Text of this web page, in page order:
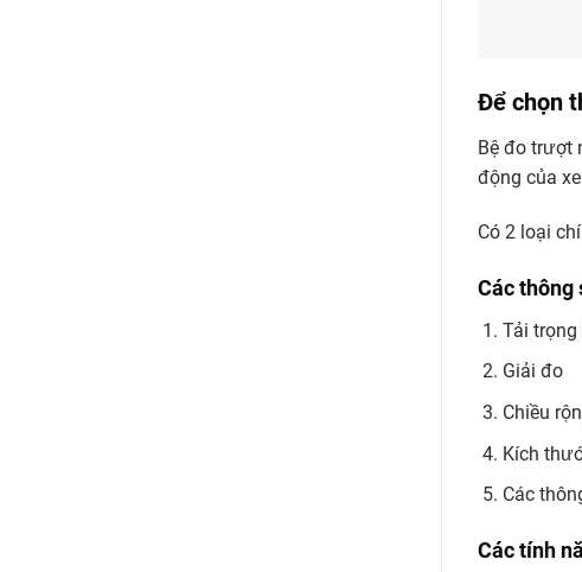
Để chọn
Bệ đo trượt
động của
Có 2 loại
Các
Tải
Giải đo
Chiều
Kích
Các
Các tính